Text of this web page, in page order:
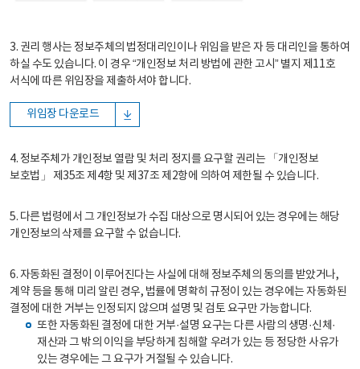
3. 권리 행사는 정보주체의 법정대리인이나 위임을 받은 자 등 대리인을 통하여
하실 수도 있습니다. 이 경우 “개인정보 처리 방법에 관한 고시” 별지 제11호
서식에 따른 위임장을 제출하셔야 합니다.
위임장 다운로드
4. 정보주체가 개인정보 열람 및 처리 정지를 요구할 권리는 「개인정보
보호법」 제35조 제4항 및 제37조 제2항에 의하여 제한될 수 있습니다.
5. 다른 법령에서 그 개인정보가 수집 대상으로 명시되어 있는 경우에는 해당
개인정보의 삭제를 요구할 수 없습니다.
6. 자동화된 결정이 이루어진다는 사실에 대해 정보주체의 동의를 받았거나,
계약 등을 통해 미리 알린 경우, 법률에 명확히 규정이 있는 경우에는 자동화된
결정에 대한 거부는 인정되지 않으며 설명 및 검토 요구만 가능합니다.
또한 자동화된 결정에 대한 거부·설명 요구는 다른 사람의 생명·신체·
재산과 그 밖의 이익을 부당하게 침해할 우려가 있는 등 정당한 사유가
있는 경우에는 그 요구가 거절될 수 있습니다.